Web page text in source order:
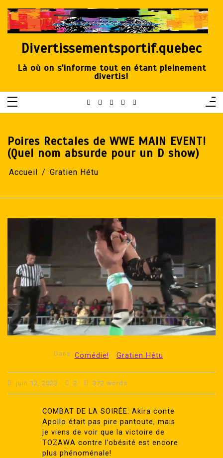
contenu
Divertissementsportif.quebec
Là où on s'informe tout en étant pleinement
divertis!
Poires Rectales de WWE MAIN EVENT!
(Quel nom absurde pour un D show)
Accueil Gratien Hétu
Dans Comédie! Gratien Hétu
juin 12, 2023 2 372 words
COMBAT DE LA SOIRÉE: Akira conte
Apollo était pas pire pantoute, mais
je viens de voir que la victoire de
TOZAWA contre l’obésité est encore
plus phénoménale!